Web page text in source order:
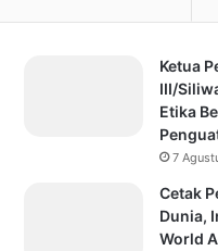
Ketua
III/
Etika
7
Cetak
Dunia,
World